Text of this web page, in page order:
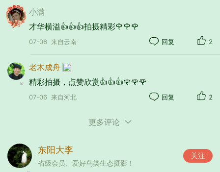
小满
才华横溢👍👍👍拍摄精彩🌹🌹🌹
07-06 来自云南 回复 2
老木成舟
精彩拍摄，点赞欣赏👍👍👍🌹🌹🌹
07-06 来自河北 回复 2
更多评论
东阳大李
省级会员、爱好鸟类生态摄影！
关注